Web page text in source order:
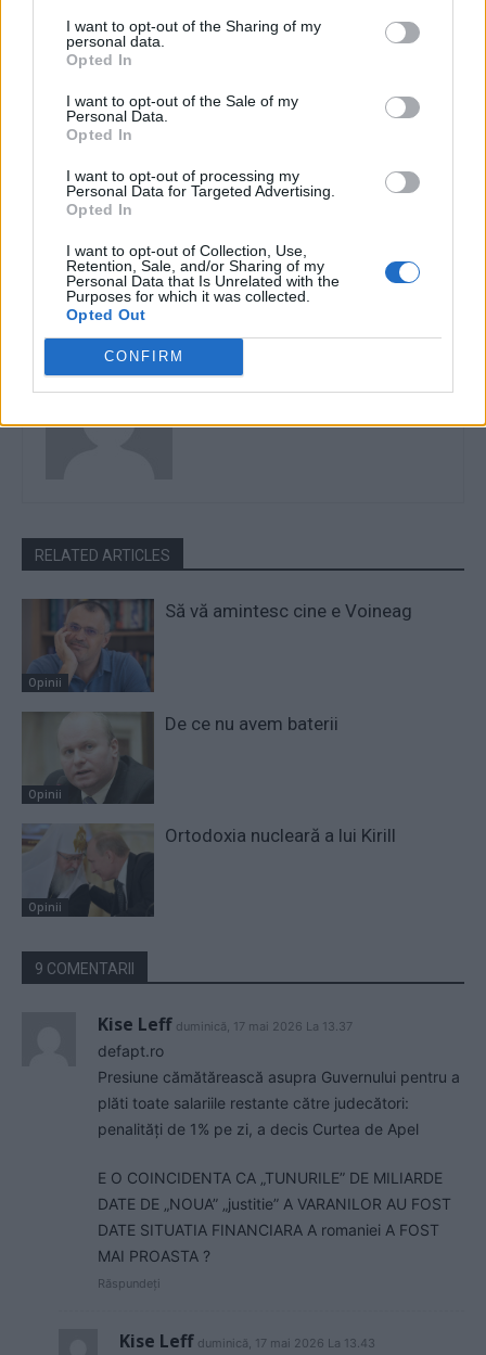
I want to opt-out of the Sharing of my
personal data.
Opted In
I want to opt-out of the Sale of my
Personal Data.
Opted In
I want to opt-out of processing my
Personal Data for Targeted Advertising.
Opted In
I want to opt-out of Collection, Use,
Retention, Sale, and/or Sharing of my
Personal Data that Is Unrelated with the
Purposes for which it was collected.
Opted Out
CONFIRM
Articolul precedent
(P) Soluția financiară
modernă pentru cumpărături
și urgențe: AXI Card
Gheorghe Postelnicu
RELATED ARTICLES
Opinii
Să vă amintesc cine e Voineag
Opinii
De ce nu avem baterii
Opinii
Ortodoxia nucleară a lui Kirill
9 COMENTARII
Kise Leff duminică, 17 mai 2026 La 13.37
defapt.ro
Presiune cămătărească asupra Guvernului pentru a
plăti toate salariile restante către judecători:
penalități de 1% pe zi, a decis Curtea de Apel
E O COINCIDENTA CA „TUNURILE” DE MILIARDE
DATE DE „NOUA” „justitie” A VARANILOR AU FOST
DATE SITUATIA FINANCIARA A romaniei A FOST
MAI PROASTA ?
Răspundeți
Kise Leff duminică, 17 mai 2026 La 13.43